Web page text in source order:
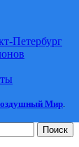
Петербург
Мир
Поиск